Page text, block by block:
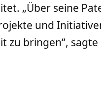
„Über seine
und
zu bringen“,